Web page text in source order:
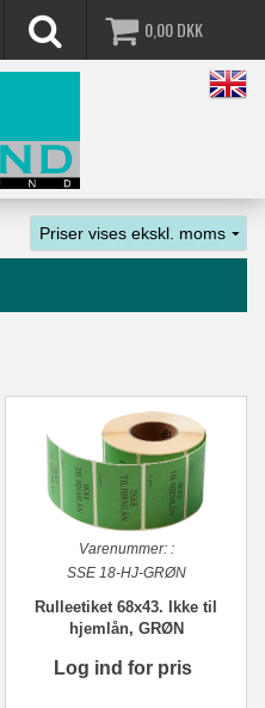
0,00DKK
Varenummer::
SSE 18-HJ-GRØN
Rulleetiket 68x43. Ikke til
hjemlån, GRØN
Log ind for pris